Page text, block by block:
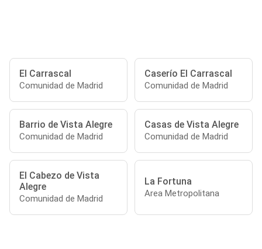
El Carrascal
Comunidad de Madrid
Caserío El Carrascal
Comunidad de Madrid
Barrio de Vista Alegre
Comunidad de Madrid
Casas de Vista Alegre
Comunidad de Madrid
El Cabezo de Vista
Alegre
Comunidad de Madrid
La Fortuna
Area Metropolitana